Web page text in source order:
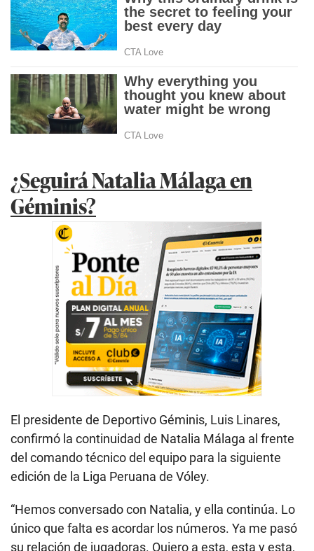
¿Seguirá Natalia Málaga en
Géminis?
El presidente de Deportivo Géminis, Luis Linares,
confirmó la continuidad de Natalia Málaga al frente
del comando técnico del equipo para la siguiente
edición de la Liga Peruana de Vóley.
“Hemos conversado con Natalia, y ella continúa. Lo
único que falta es acordar los números. Ya me pasó
su relación de jugadoras. Quiero a esta, esta y esta,